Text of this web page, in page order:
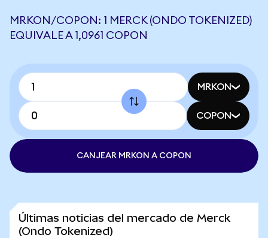
MRKON/COPON: 1 MERCK (ONDO TOKENIZED)
EQUIVALE A 1,0961 COPON
MRKON
COPON
CANJEAR MRKON A COPON
Últimas noticias del mercado de Merck
(Ondo Tokenized)